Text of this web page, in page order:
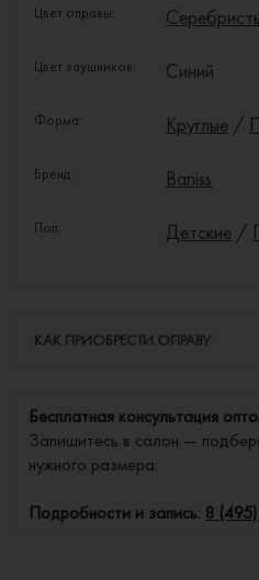
Цвет оправы:
Цвет заушников: Синий
Форма: Круглые /
Бренд: Baniss
Пол: Детские /
КАК ПРИОБРЕСТИ ОПРАВУ
Бесплатная консультация
Запишитесь в салон —
нужного размера.
Подробности и запись: 8